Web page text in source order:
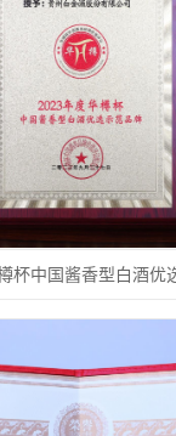
杯中国酱香型白酒优